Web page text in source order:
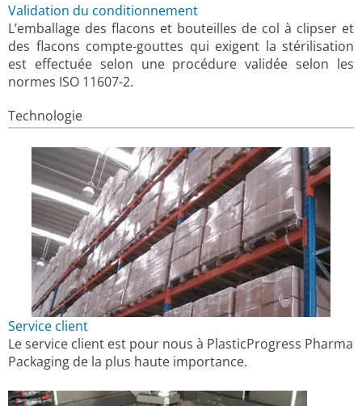
Validation du conditionnement
L’emballage des flacons et bouteilles de col à clipser et
des flacons compte-gouttes qui exigent la stérilisation
est effectuée selon une procédure validée selon les
normes ISO 11607-2.
Technologie
Service client
Le service client est pour nous à PlasticProgress Pharma
Packaging de la plus haute importance.